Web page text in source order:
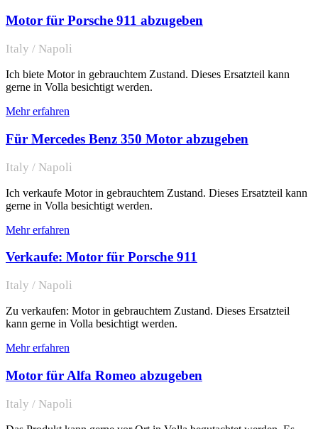
Motor für Porsche 911 abzugeben
Italy / Napoli
Ich biete Motor in gebrauchtem Zustand. Dieses Ersatzteil kann
gerne in Volla besichtigt werden.
Mehr erfahren
Für Mercedes Benz 350 Motor abzugeben
Italy / Napoli
Ich verkaufe Motor in gebrauchtem Zustand. Dieses Ersatzteil kann
gerne in Volla besichtigt werden.
Mehr erfahren
Verkaufe: Motor für Porsche 911
Italy / Napoli
Zu verkaufen: Motor in gebrauchtem Zustand. Dieses Ersatzteil
kann gerne in Volla besichtigt werden.
Mehr erfahren
Motor für Alfa Romeo abzugeben
Italy / Napoli